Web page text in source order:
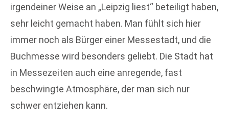
irgendeiner Weise an „Leipzig liest“ beteiligt haben,
sehr leicht gemacht haben. Man fühlt sich hier
immer noch als Bürger einer Messestadt, und die
Buchmesse wird besonders geliebt. Die Stadt hat
in Messezeiten auch eine anregende, fast
beschwingte Atmosphäre, der man sich nur
schwer entziehen kann.